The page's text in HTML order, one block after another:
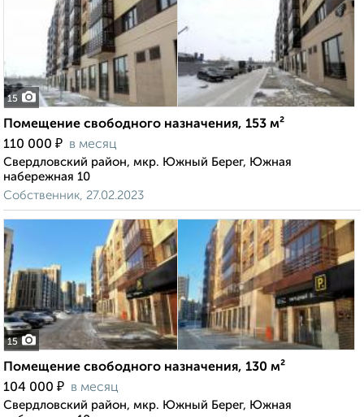
15
Помещение свободного назначения, 153 м²
110 000 ₽ в месяц
Свердловский район, мкр. Южный Берег, Южная
набережная 10
Собственник, 27.02.2023
15
Помещение свободного назначения, 130 м²
104 000 ₽ в месяц
Свердловский район, мкр. Южный Берег, Южная